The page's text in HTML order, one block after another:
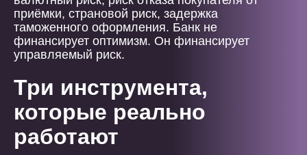
приёмки, страновой риск, задержка
таможенного оформления. Банк не
финансирует оптимизм. Он финансирует
управляемый риск.
Три инструмента,
которые реально
работают